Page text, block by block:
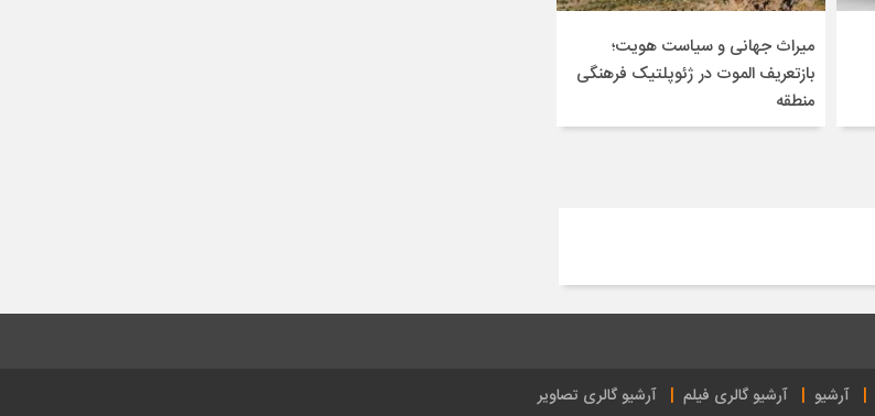
میراث جهانی و سیاست هویت؛
بازتعریف الموت در ژئوپلتیک فرهنگی
منطقه
آرشیو آرشیو گالری فیلم آرشیو گالری تصاویر